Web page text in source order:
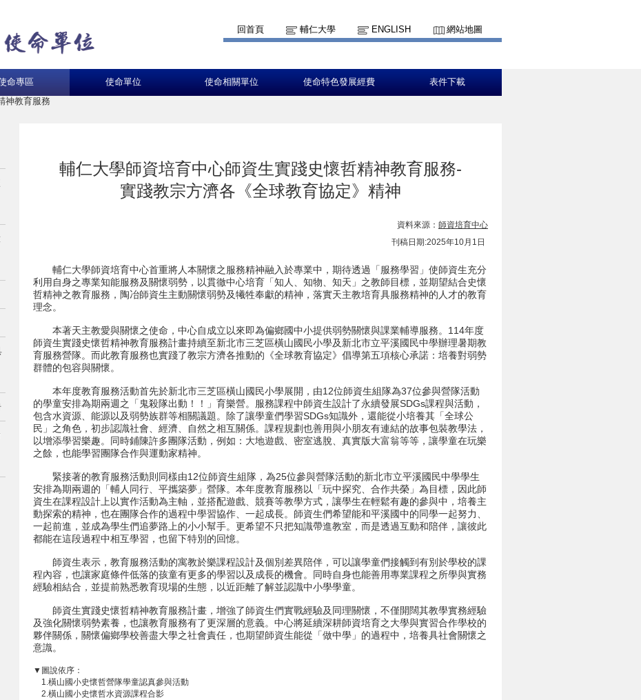
回首頁 輔仁大學 ENGLISH 網站地圖
命專區 使命單位 使命相關單位 使命特色發展經費 表件下載
神教育服務
輔仁大學師資培育中心師資生實踐史懷哲精神教育服務-
實踐教宗方濟各《全球教育協定》精神
資料來源： 師資培育中心
刊稿日期:2025年10月1日
輔仁大學師資培育中心首重將人本關懷之服務精神融入於專業中，期待透過「服務學習」使師資生充分
利用自身之專業知能服務及關懷弱勢，以貫徹中心培育「知人、知物、知天」之教師目標，並期望結合史懷
哲精神之教育服務，陶冶師資生主動關懷弱勢及犧牲奉獻的精神，落實天主教培育具服務精神的人才的教育
理念。
本著天主教愛與關懷之使命，中心自成立以來即為偏鄉國中小提供弱勢關懷與課業輔導服務。114年度
師資生實踐史懷哲精神教育服務計畫持續至新北市三芝區橫山國民小學及新北市立平溪國民中學辦理暑期教
育服務營隊。而此教育服務也實踐了教宗方濟各推動的《全球教育協定》倡導第五項核心承諾：培養對弱勢
群體的包容與關懷。
本年度教育服務活動首先於新北市三芝區橫山國民小學展開，由12位師資生組隊為37位參與營隊活動
的學童安排為期兩週之「鬼殺隊出動！！」育樂營。服務課程中師資生設計了永續發展SDGs課程與活動，
包含水資源、能源以及弱勢族群等相關議題。除了讓學童們學習SDGs知識外，還能從小培養其「全球公
民」之角色，初步認識社會、經濟、自然之相互關係。課程規劃也善用與小朋友有連結的故事包裝教學法，
以增添學習樂趣。同時鋪陳許多團隊活動，例如：大地遊戲、密室逃脫、真實版大富翁等等，讓學童在玩樂
之餘，也能學習團隊合作與運動家精神。
緊接著的教育服務活動則同樣由12位師資生組隊，為25位參與營隊活動的新北市立平溪國民中學學生
安排為期兩週的「輔人同行、平攜築夢」營隊。本年度教育服務以「玩中探究、合作共榮」為目標，因此師
資生在課程設計上以實作活動為主軸，並搭配遊戲、競賽等教學方式，讓學生在輕鬆有趣的參與中，培養主
動探索的精神，也在團隊合作的過程中學習協作、一起成長。師資生們希望能和平溪國中的同學一起努力、
一起前進，並成為學生們追夢路上的小小幫手。更希望不只把知識帶進教室，而是透過互動和陪伴，讓彼此
都能在這段過程中相互學習，也留下特別的回憶。
師資生表示，教育服務活動的寓教於樂課程設計及個別差異陪伴，可以讓學童們接觸到有別於學校的課
程內容，也讓家庭條件低落的孩童有更多的學習以及成長的機會。同時自身也能善用專業課程之所學與實務
經驗相結合，並提前熟悉教育現場的生態，以近距離了解並認識中小學學童。
師資生實踐史懷哲精神教育服務計畫，增強了師資生們實戰經驗及同理關懷，不僅開闊其教學實務經驗
及強化關懷弱勢素養，也讓教育服務有了更深層的意義。中心將延續深耕師資培育之大學與實習合作學校的
夥伴關係，關懷偏鄉學校善盡大學之社會責任，也期望師資生能從「做中學」的過程中，培養具社會關懷之
意識。
▼圖說依序：
1.橫山國小史懷哲營隊學童認真參與活動
2.橫山國小史懷哲水資源課程合影